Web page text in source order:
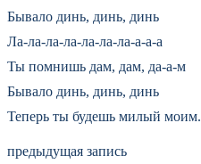
Бывало динь, динь, динь
Ла-ла-ла-ла-ла-ла-ла-а-а-а
Ты помнишь дам, дам, да-а-м
Бывало динь, динь, динь
Тепеpь ты будешь милый моим.
предыдущая запись